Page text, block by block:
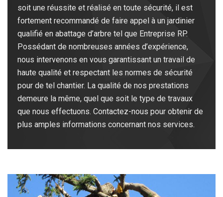
soit une réussite et réalisé en toute sécurité, il est
fortement recommandé de faire appel à un jardinier
qualifié en abattage d’arbre tel que Entreprise RP.
Possédant de nombreuses années d’expérience,
nous intervenons en vous garantissant un travail de
haute qualité et respectant les normes de sécurité
pour de tel chantier. La qualité de nos prestations
demeure la même, quel que soit le type de travaux
que nous effectuons. Contactez-nous pour obtenir de
plus amples informations concernant nos services.